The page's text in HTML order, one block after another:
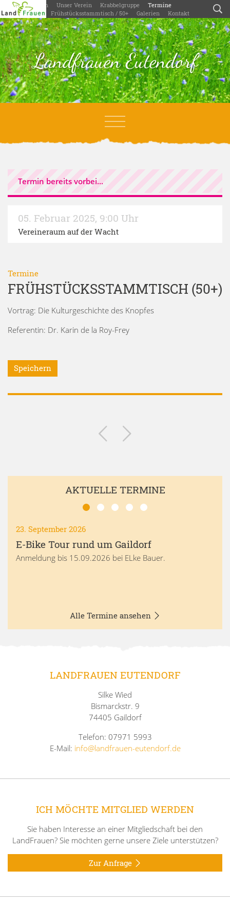
Willkommen Unser Verein Krabbelgruppe
Termine
Aktivitäten
Frühstücksstammtisch / 50+ Galerien Kontakt
Landfrauen Eutendorf
Termin bereits vorbei...
05. Februar 2025, 9:00 Uhr
Vereineraum auf der Wacht
Termine
FRÜHSTÜCKSSTAMMTISCH (50+)
Vortrag: Die Kulturgeschichte des Knopfes
Referentin: Dr. Karin de la Roy-Frey
Speichern
AKTUELLE TERMINE
23. September 2026
E-Bike Tour rund um Gaildorf
Anmeldung bis 15.09.2026 bei ELke Bauer.
Alle Termine ansehen
LANDFRAUEN EUTENDORF
Silke Wied
Bismarckstr. 9
74405 Gaildorf
Telefon: 07971 5993
E-Mail: info@landfrauen-eutendorf.de
ICH MÖCHTE MITGLIED WERDEN
Sie haben Interesse an einer Mitgliedschaft bei den
LandFrauen? Sie möchten gerne unsere Ziele unterstützen?
Zur Anfrage